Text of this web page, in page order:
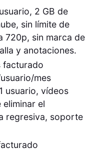
2 GB de
sin límite de
720p, sin marca de
y anotaciones.
facturado
mes
usuario, vídeos
el
regresiva, soporte